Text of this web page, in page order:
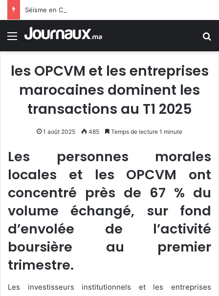
Séisme en Colombie : 12 morts dans un bilan provisoire
Menu
les OPCVM et les entreprises
marocaines dominent les
transactions au T1 2025
1 août 2025 485 Temps de lecture 1 minute
Les personnes morales
locales et les OPCVM ont
concentré près de 67 % du
volume échangé, sur fond
d’envolée de l’activité
boursière au premier
trimestre.
Les investisseurs institutionnels et les entreprises